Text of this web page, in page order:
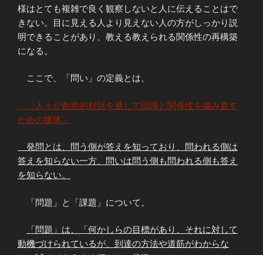
様はとても複雑で良く観察しないと人に伝えることはで
きない。目に見える人より見えない人の方がしっかり説
明できることがあり、教える教えられる関係性の再構築
になる。
ここで、「問い」の定義とは、
「人々が創造的対話を通して認識と関係性を編み直す
ための媒体」
発問とは、問う側が答えを知っており、問われる側は
答えを知らない一方、問いは問う側も問われる側も答え
を知らない。
「問題」と「課題」について。
「問題」は、「何かしらの目標があり、それに対して
動機づけられているが、到達の方法や道筋がわからな